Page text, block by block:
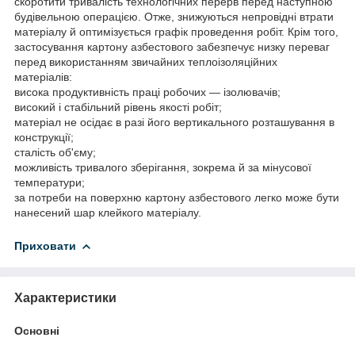
будівельною операцією. Отже, знижуються непровідні втрати
матеріалу й оптимізується графік проведення робіт. Крім того,
застосування картону азбестового забезпечує низку переваг
перед використанням звичайних теплоізоляційних
матеріалів:
висока продуктивність праці робочих — ізолювачів;
високий і стабільний рівень якості робіт;
матеріал не осідає в разі його вертикального розташування в
конструкції;
сталість об'єму;
можливість тривалого зберігання, зокрема й за мінусової
температури;
за потреби на поверхню картону азбестового легко може бути
нанесений шар клейкого матеріалу.
Приховати
Характеристики
Основні